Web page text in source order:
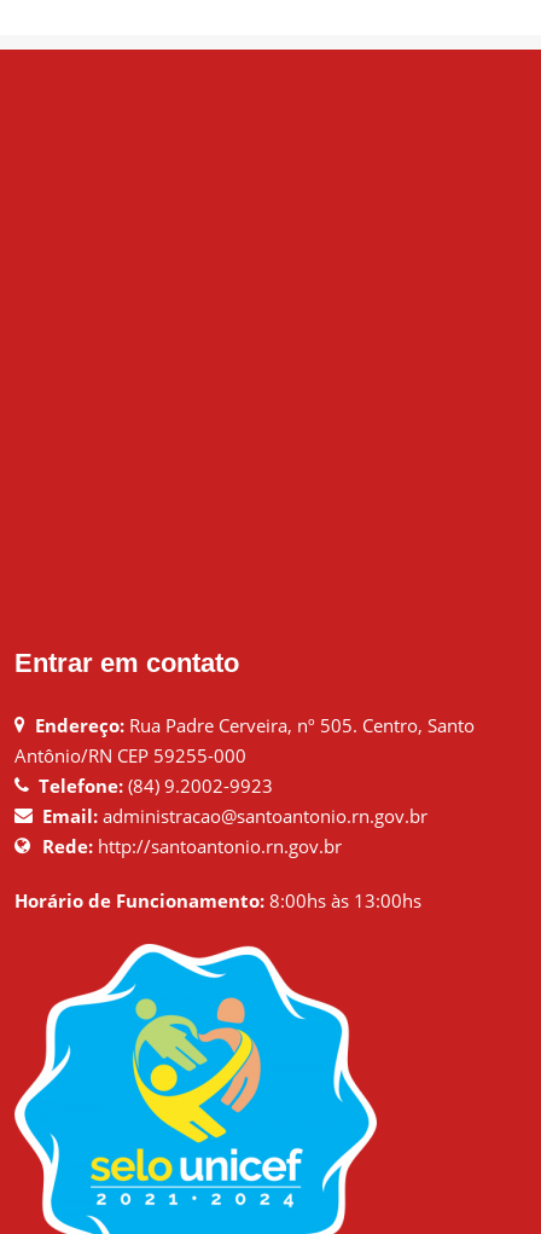
Entrar em contato
Endereço: Rua Padre Cerveira, nº 505. Centro, Santo
Antônio/RN CEP 59255-000
Telefone: (84) 9.2002-9923
Email: administracao@santoantonio.rn.gov.br
Rede: http://santoantonio.rn.gov.br
Horário de Funcionamento: 8:00hs às 13:00hs